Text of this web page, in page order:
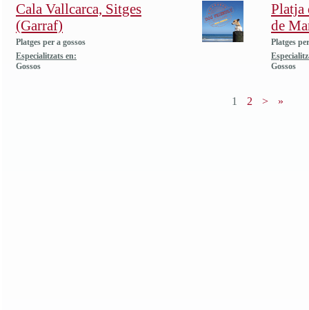
Cala Vallcarca, Sitges
(Garraf)
Platges per a gossos
Especialitzats en:
Gossos
Platja
de
Platges
Gossos
1 2 > »